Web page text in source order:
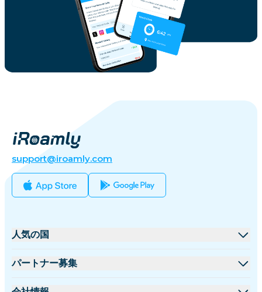
support@iroamly.com
人気の国
アメリカ合衆国
パートナー募集
卸売プラットフォーム